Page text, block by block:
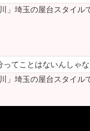
」埼玉の屋台スタイル
ってことはないんしゃ
」埼玉の屋台スタイル